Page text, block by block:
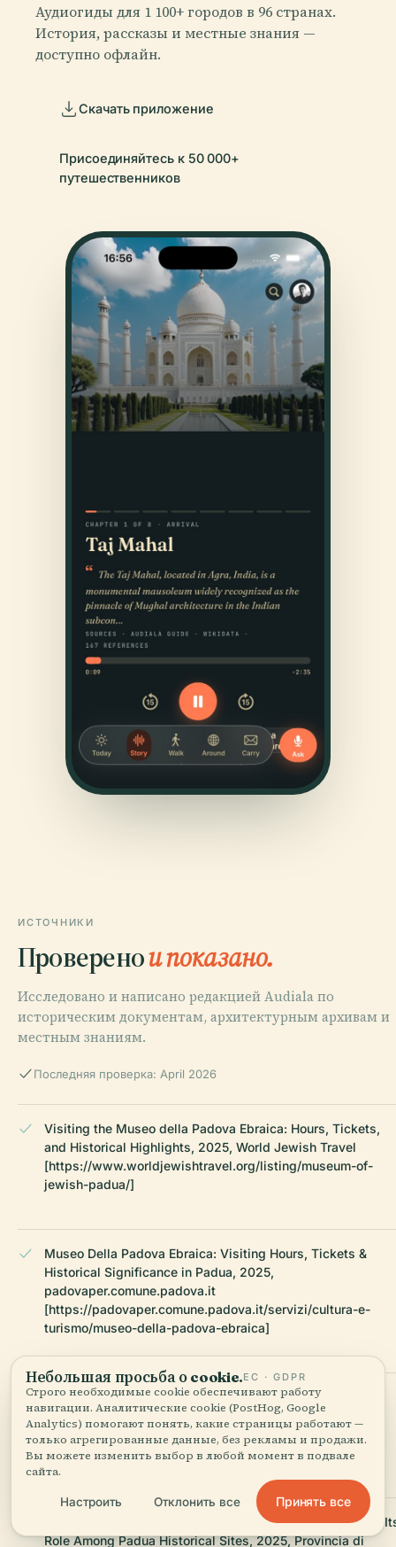
Аудиогиды для 1 100+ городов в 96 странах.
История, рассказы и местные знания —
доступно офлайн.
Скачать приложение
Присоединяйтесь к 50 000+
путешественников
ИСТОЧНИКИ
Проверенои показано.
Исследовано и написано редакцией Audiala по
историческим документам, архитектурным архивам и
местным знаниям.
Последняя проверка: April 2026
Visiting the Museo della Padova Ebraica: Hours, Tickets,
and Historical Highlights, 2025, World Jewish Travel
[https://www.worldjewishtravel.org/listing/museum-of-
jewish-padua/]
Museo Della Padova Ebraica: Visiting Hours, Tickets &
Historical Significance in Padua, 2025,
padovaper.comune.padova.it
[https://padovaper.comune.padova.it/servizi/cultura-e-
turismo/museo-della-padova-ebraica]
Museo Della Padova Ebraica: Visiting Hours, Tickets, and
Guide to Padua’s Historic Jewish Museum, 2025, Museo
della Padova Ebraica Official Website
[https://www.museopadovaebraica.com/museo-ebraico/]
Museo Della Padova Ebraica Visiting Hours, Tickets, and
Role Among Padua Historical Sites, 2025, Provincia di
Небольшая просьба о cookie.ЕС · GDPR
Строго необходимые cookie обеспечивают работу
навигации. Аналитические cookie (PostHog, Google
Analytics) помогают понять, какие страницы работают —
только агрегированные данные, без рекламы и продажи.
Вы можете изменить выбор в любой момент в подвале
сайта.
Настроить Отклонить все Принять все